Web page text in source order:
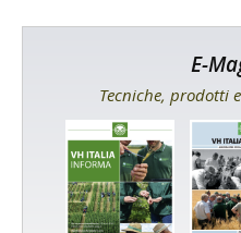
E-
Tecniche, prodotti